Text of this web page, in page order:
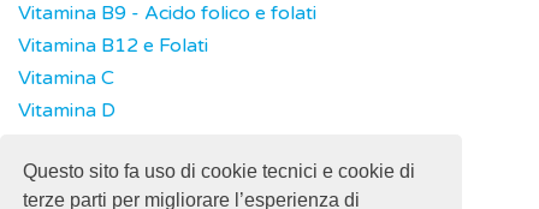
Questo sito fa uso di cookie tecnici e cookie di
terze parti per migliorare l’esperienza di
Vitamina B9 - Acido folico e folati
Vitamina B12 e Folati
Vitamina C
Vitamina D
Vitamine